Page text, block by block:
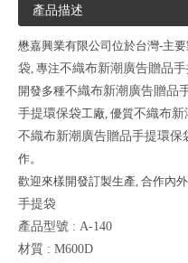
產品描述
懋嘉興業有限公司位於台灣-主要
袋 , 專注不織布新潮廣告贈品
開發多種不織布新潮廣告贈品
手提環保袋工廠, 優質不織布新
不織布新潮廣告贈品手提環保
作。
歡迎來樣開發訂製生產, 合作內
手提袋
產品型號 : A-140
材質 : M600D